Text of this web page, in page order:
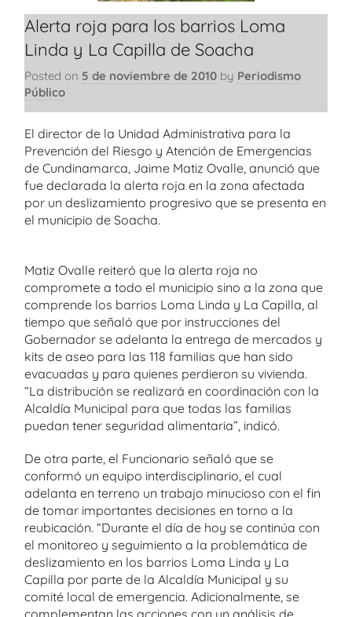
Alerta roja para los barrios Loma
Linda y La Capilla de Soacha
Posted on 5 de noviembre de 2010 by Periodismo
Público
El director de la Unidad Administrativa para la
Prevención del Riesgo y Atención de Emergencias
de Cundinamarca, Jaime Matiz Ovalle, anunció que
fue declarada la alerta roja en la zona afectada
por un deslizamiento progresivo que se presenta en
el municipio de Soacha.
Matiz Ovalle reiteró que la alerta roja no
compromete a todo el municipio sino a la zona que
comprende los barrios Loma Linda y La Capilla, al
tiempo que señaló que por instrucciones del
Gobernador se adelanta la entrega de mercados y
kits de aseo para las 118 familias que han sido
evacuadas y para quienes perdieron su vivienda.
“La distribución se realizará en coordinación con la
Alcaldía Municipal para que todas las familias
puedan tener seguridad alimentaria”, indicó.
De otra parte, el Funcionario señaló que se
conformó un equipo interdisciplinario, el cual
adelanta en terreno un trabajo minucioso con el fin
de tomar importantes decisiones en torno a la
reubicación. “Durante el día de hoy se continúa con
el monitoreo y seguimiento a la problemática de
deslizamiento en los barrios Loma Linda y La
Capilla por parte de la Alcaldía Municipal y su
comité local de emergencia. Adicionalmente, se
complementan las acciones con un análisis de